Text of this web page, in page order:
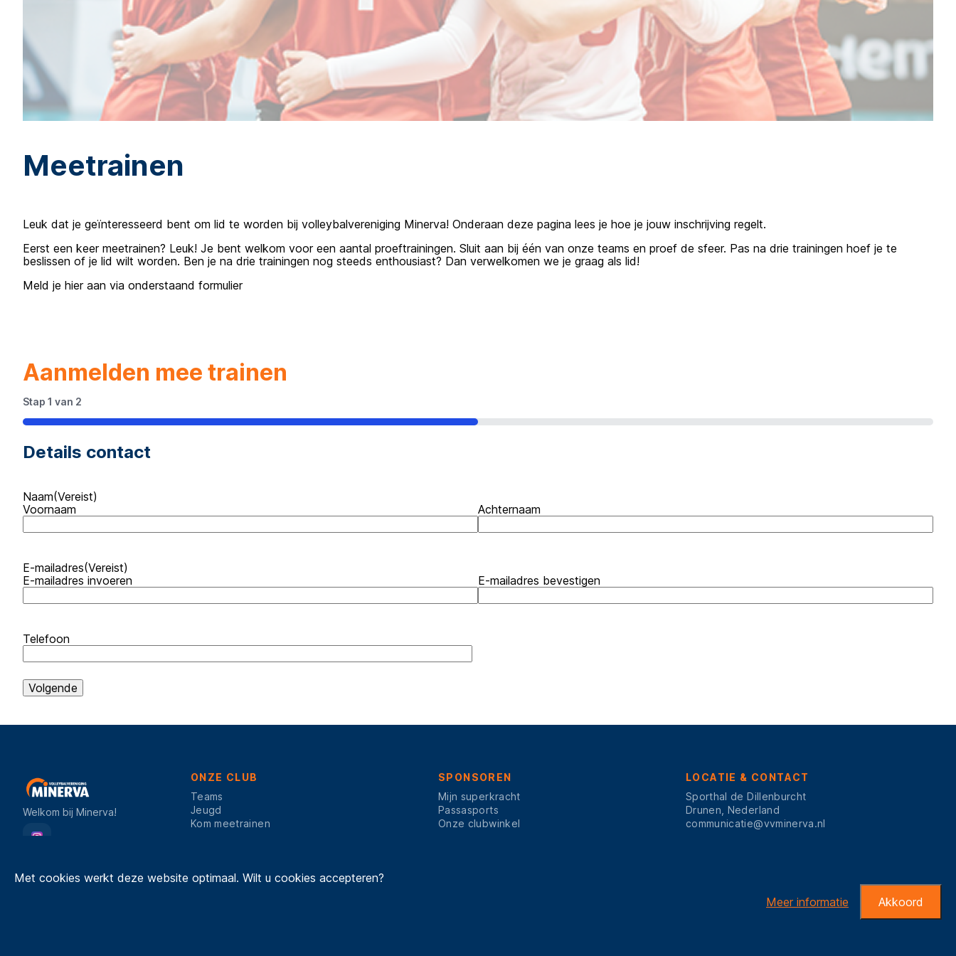
Cookie
Met cookies werkt deze website optimaal. Wilt u cookies accepteren?
Meer informatie
Akkoord
Meetrainen
Leuk dat je geïnteresseerd bent om lid te worden bij volleybalvereniging Minerva! Onderaan deze pagina lees je hoe je jouw inschrijving regelt.
Eerst een keer meetrainen? Leuk! Je bent welkom voor een aantal proeftrainingen. Sluit aan bij één van onze teams en proef de sfeer. Pas na drie trainingen hoef je te
beslissen of je lid wilt worden. Ben je na drie trainingen nog steeds enthousiast? Dan verwelkomen we je graag als lid!
Meld je hier aan via onderstaand formulier
Aanmelden mee trainen
Stap 1 van 2
50%
Details contact
Naam(Vereist)
Voornaam
Achternaam
E-mailadres(Vereist)
E-mailadres invoeren
E-mailadres bevestigen
Telefoon
Welkom bij Minerva!
ONZE CLUB
Teams
Jeugd
Kom meetrainen
SPONSOREN
Mijn superkracht
Passasports
Onze clubwinkel
LOCATIE & CONTACT
Sporthal de Dillenburcht
Drunen, Nederland
communicatie@vvminerva.nl